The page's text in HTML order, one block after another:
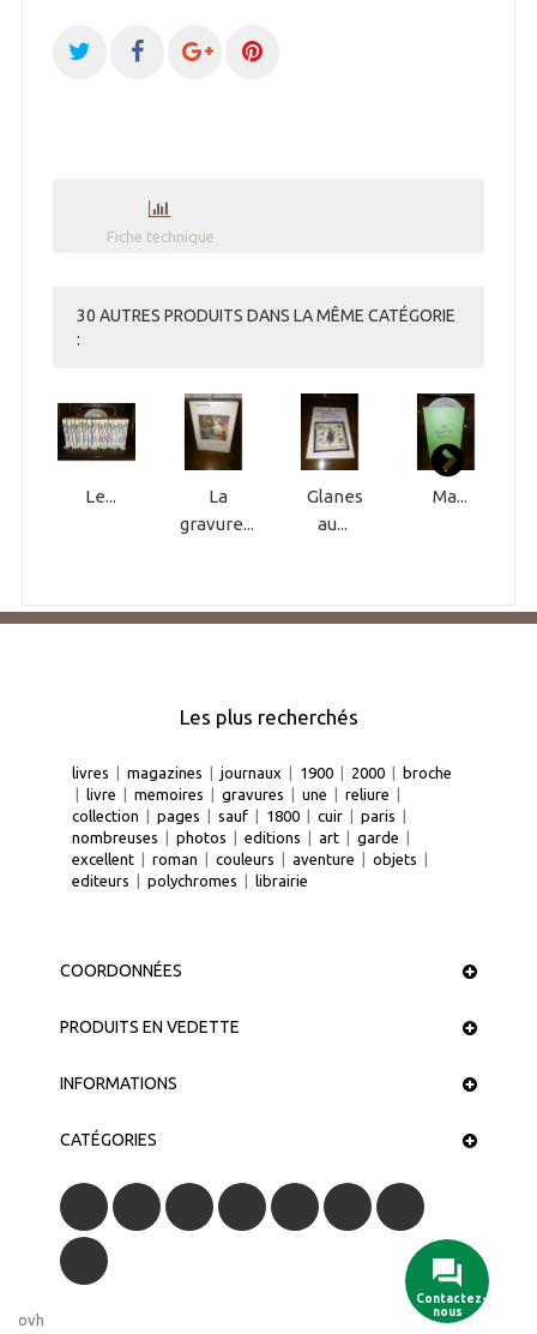
Fiche technique
30 AUTRES PRODUITS DANS LA MÊME CATÉGORIE
:
Le...
La
gravure...
Glanes
au...
Ma...
Les plus recherchés
livres | magazines | journaux | 1900 | 2000 | broche
| livre | memoires | gravures | une | reliure |
collection | pages | sauf | 1800 | cuir | paris |
nombreuses | photos | editions | art | garde |
excellent | roman | couleurs | aventure | objets |
editeurs | polychromes | librairie
COORDONNÉES
PRODUITS EN VEDETTE
INFORMATIONS
CATÉGORIES
Contactez-
nous
ovh